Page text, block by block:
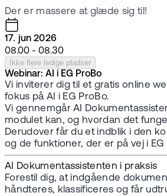
Der er massere at glæde sig til!
17. jun 2026
08.00 - 08.30
Ikke flere ledige pladser
Webinar: AI i EG ProBo
Vi inviterer dig til et gratis online
fokus på AI i EG ProBo.
Vi gennemgår AI
modulet kan, og hvordan det
Derudover får du et indblik i den
og de funktioner, der er på vej i EG
AI Dokumentassistenten i praksis
Forestil dig, at indgående
håndteres, klassificeres og får